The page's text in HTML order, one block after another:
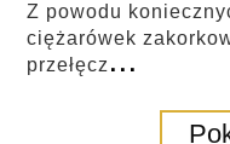
Z powodu
ciężarówek
przełęcz...